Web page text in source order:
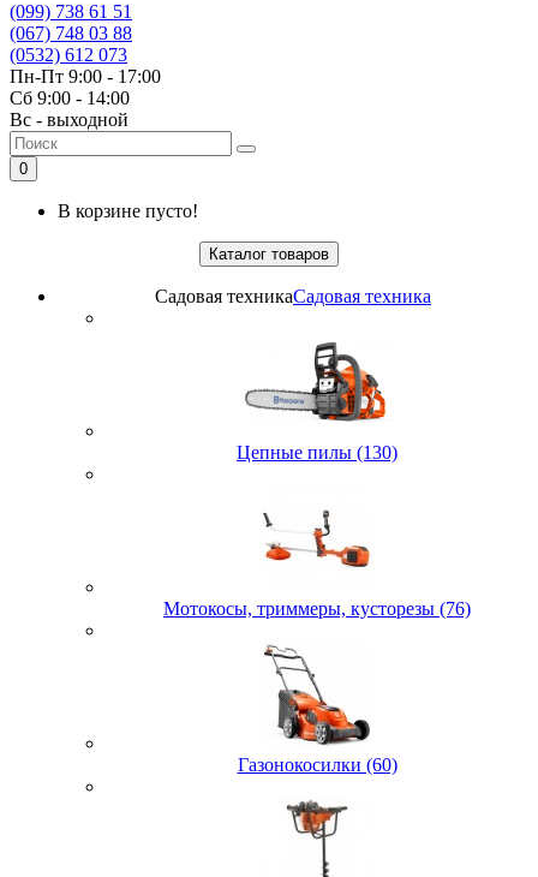
(099) 738 61 51
(067) 748 03 88
(0532) 612 073
Пн-Пт 9:00 - 17:00
Сб 9:00 - 14:00
Вс - выходной
0
В корзине пусто!
Каталог товаров
Садовая техникаСадовая техника
Цепные пилы (130)
Мотокосы, триммеры, кусторезы (76)
Газонокосилки (60)